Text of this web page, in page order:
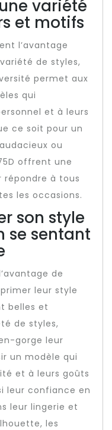
variété
et motifs
l’avantage
de styles,
permet aux
qui
et à leurs
ce soit pour un
ou
offrent une
répondre à tous
les occasions.
son style
se sentant
de
leur style
belles et
de styles,
gorge leur
un modèle qui
et à leurs goûts
leur confiance en
leur lingerie et
les